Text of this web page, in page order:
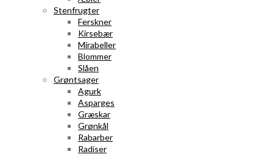
Stenfrugter
Ferskner
Kirsebær
Mirabeller
Blommer
Slåen
Grøntsager
Agurk
Asparges
Græskar
Grønkål
Rabarber
Radiser